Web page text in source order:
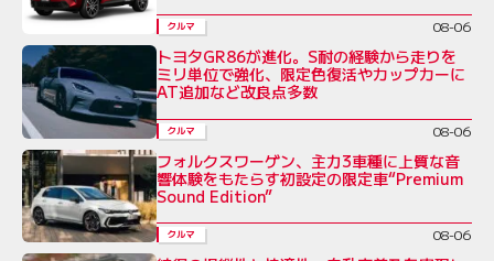
クルマ 08-06
トヨタGR86が進化。S耐の経験から走りを
ミリ単位で強化、限定色復活やカップカーに
AT追加など改良点多数
クルマ 08-06
フォルクスワーゲン、主力3車種に上質な音
響体験をもたらす初設定の限定車“Premium
Sound Edition”
クルマ 08-06